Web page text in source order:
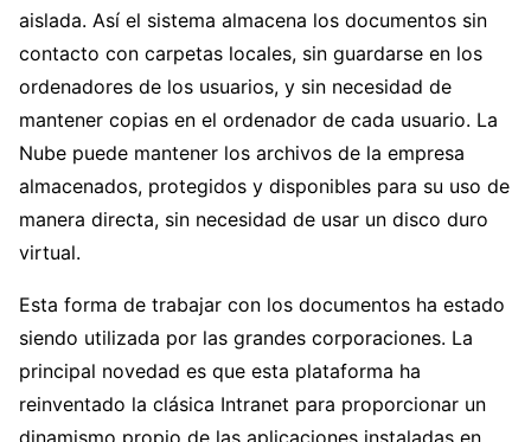
aislada. Así el sistema almacena los documentos sin
contacto con carpetas locales, sin guardarse en los
ordenadores de los usuarios, y sin necesidad de
mantener copias en el ordenador de cada usuario. La
Nube puede mantener los archivos de la empresa
almacenados, protegidos y disponibles para su uso de
manera directa, sin necesidad de usar un disco duro
virtual.
Esta forma de trabajar con los documentos ha estado
siendo utilizada por las grandes corporaciones. La
principal novedad es que esta plataforma ha
reinventado la clásica Intranet para proporcionar un
dinamismo propio de las aplicaciones instaladas en